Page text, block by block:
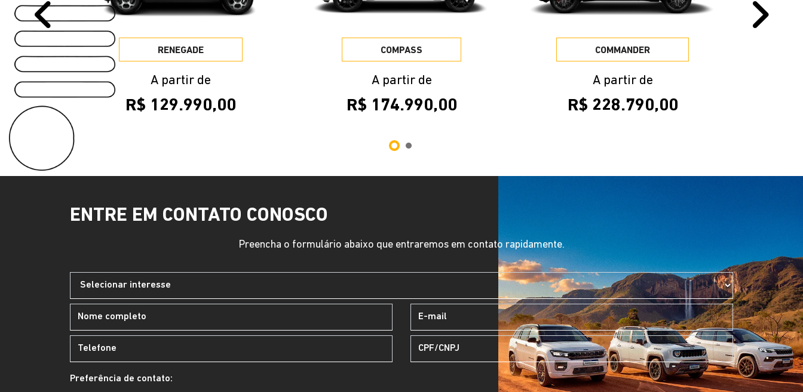
RENEGADE
A partir de
R$ 129.990,00
COMPASS
A partir de
R$ 174.990,00
COMMANDER
A partir de
R$ 228.790,00
Anterior
ENTRE EM CONTATO CONOSCO
Preencha o formulário abaixo que entraremos em contato rapidamente.
Preferência de contato: